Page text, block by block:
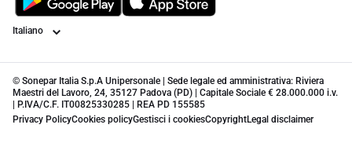
Lingua
© Sonepar Italia S.p.A Unipersonale | Sede legale ed amministrativa: Riviera
Maestri del Lavoro, 24, 35127 Padova (PD) | Capitale Sociale € 28.000.000 i.v.
| P.IVA/C.F. IT00825330285 | REA PD 155585
Privacy PolicyCookies policyGestisci i cookiesCopyrightLegal disclaimer